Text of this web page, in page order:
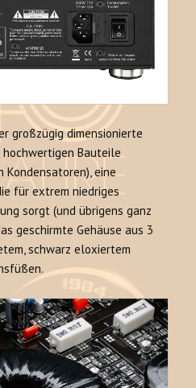
großzügig dimensionierte
Bauteile
Kondensatoren), eine
für extrem niedriges
sorgt (und übrigens ganz
geschirmte Gehäuse aus 3
schwarz eloxiertem